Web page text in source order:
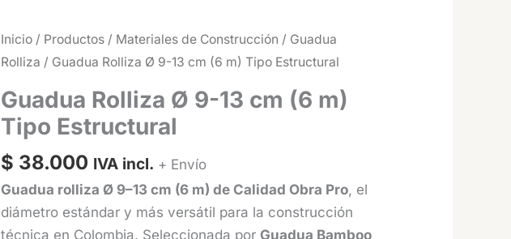
Inicio/ Productos/ Materiales de Construcción / Guadua
Rolliza / Guadua Rolliza Ø 9-13 cm (6 m) Tipo Estructural
Guadua Rolliza Ø 9-13 cm (6 m)
Tipo Estructural
$ 38.000 IVA incl. + Envío
Guadua rolliza Ø 9–13 cm (6 m) de Calidad Obra Pro, el
diámetro estándar y más versátil para la construcción
técnica en Colombia. Seleccionada por Guadua Bamboo